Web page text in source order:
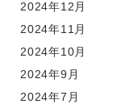
2024年12月
2024年11月
2024年10月
2024年9月
2024年7月